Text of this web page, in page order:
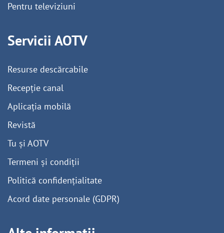
Pentru televiziuni
Servicii AOTV
Resurse descărcabile
Recepție canal
Aplicația mobilă
Revistă
Tu și AOTV
Termeni și condiții
Politică confidențialitate
Acord date personale (GDPR)